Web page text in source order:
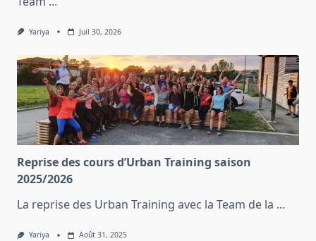
Yariya Juil 30, 2026
Reprise des cours d’Urban Training saison
2025/2026
La reprise des Urban Training avec la Team de la ...
Yariya Août 31, 2025